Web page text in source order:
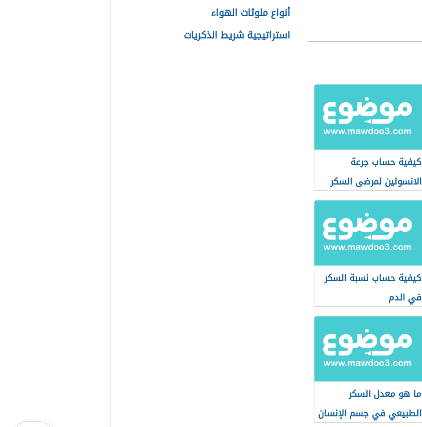
كيفية حساب جرعة
الانسولين لمرضى السكر
كيفية حساب نسبة السكر
في الدم
ما هو معدل السكر
الطبيعي في جسم الإنسان
أنواع ملوثات الهواء
استراتيجية شريط الذكريات